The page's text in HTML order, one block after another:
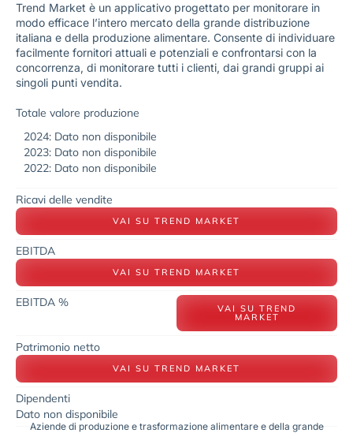
Trend Market è un applicativo progettato per monitorare in
modo efficace l’intero mercato della grande distribuzione
italiana e della produzione alimentare. Consente di individuare
facilmente fornitori attuali e potenziali e confrontarsi con la
concorrenza, di monitorare tutti i clienti, dai grandi gruppi ai
singoli punti vendita.
Totale valore produzione
2024: Dato non disponibile
2023: Dato non disponibile
2022: Dato non disponibile
Ricavi delle vendite
VAI SU TREND MARKET
EBITDA
VAI SU TREND MARKET
EBITDA % VAI SU TREND
MARKET
Patrimonio netto
VAI SU TREND MARKET
Dipendenti
Dato non disponibile
Aziende di produzione e trasformazione alimentare e della grande